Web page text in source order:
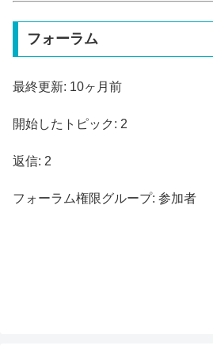
フォーラム
最終更新: 10ヶ月前
開始したトピック: 2
返信: 2
フォーラム権限グループ: 参加者